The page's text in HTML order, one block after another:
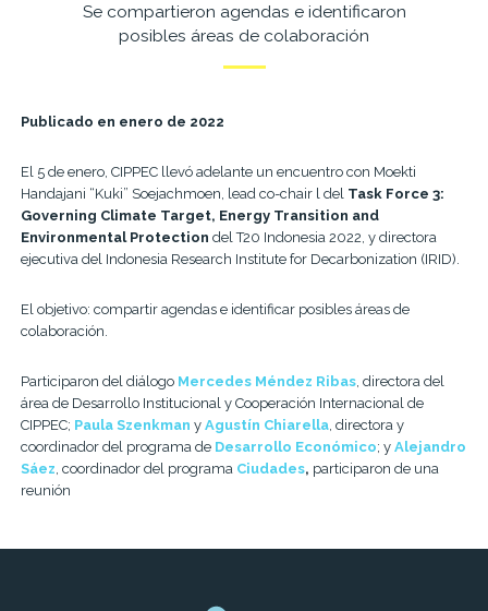
Se compartieron agendas e identificaron
posibles áreas de colaboración
Publicado en enero de 2022
El 5 de enero, CIPPEC llevó adelante un encuentro con Moekti
Handajani “Kuki” Soejachmoen, lead co-chair l del Task Force 3:
Governing Climate Target, Energy Transition and
Environmental Protection del T20 Indonesia 2022, y directora
ejecutiva del Indonesia Research Institute for Decarbonization (IRID).
El objetivo: compartir agendas e identificar posibles áreas de
colaboración.
Participaron del diálogo Mercedes Méndez Ribas, directora del
área de Desarrollo Institucional y Cooperación Internacional de
CIPPEC; Paula Szenkman y Agustín Chiarella, directora y
coordinador del programa de Desarrollo Económico; yAlejandro
Sáez , coordinador del programa Ciudades, participaron de una
reunión